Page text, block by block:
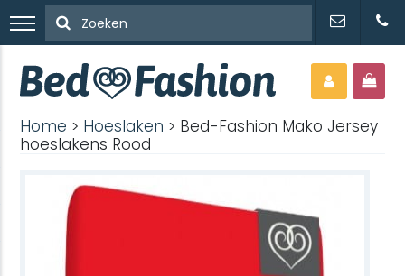
Home > Hoeslaken > Bed-Fashion Mako Jersey
hoeslakens Rood